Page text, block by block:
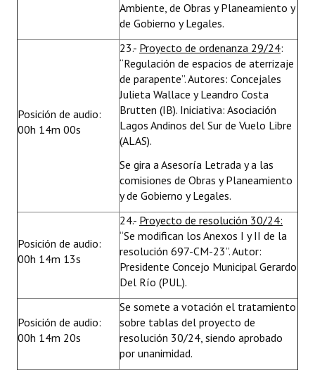
Ambiente, de Obras y Planeamiento y
de Gobierno y Legales.
Posición de audio:
00h 14m 00s
23.- Proyecto de ordenanza 29/24:
“Regulación de espacios de aterrizaje
de parapente”. Autores: Concejales
Julieta Wallace y Leandro Costa
Brutten (IB). Iniciativa: Asociación
Lagos Andinos del Sur de Vuelo Libre
(ALAS).
Se gira a Asesoría Letrada y a las
comisiones de Obras y Planeamiento
y de Gobierno y Legales.
Posición de audio:
00h 14m 13s
24.- Proyecto de resolución 30/24:
“Se modifican los Anexos I y II de la
resolución 697-CM-23”. Autor:
Presidente Concejo Municipal Gerardo
Del Río (PUL).
Posición de audio:
00h 14m 20s
Se somete a votación el tratamiento
sobre tablas del proyecto de
resolución 30/24, siendo aprobado
por unanimidad.